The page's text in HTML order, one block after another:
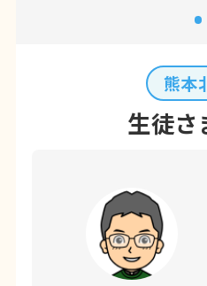
ご了承のほど、お願
熊本
生徒さ